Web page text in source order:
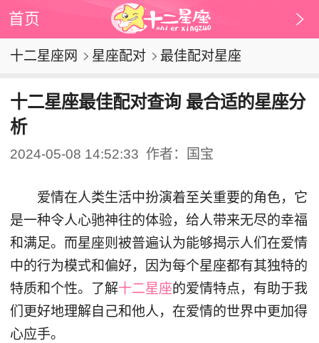
首页
十二星座网 星座配对 最佳配对星座
十二星座最佳配对查询 最合适的星座分
析
2024-05-08 14:52:33 作者：国宝
爱情在人类生活中扮演着至关重要的角色，它
是一种令人心驰神往的体验，给人带来无尽的幸福
和满足。而星座则被普遍认为能够揭示人们在爱情
中的行为模式和偏好，因为每个星座都有其独特的
特质和个性。了解十二星座的爱情特点，有助于我
们更好地理解自己和他人，在爱情的世界中更加得
心应手。